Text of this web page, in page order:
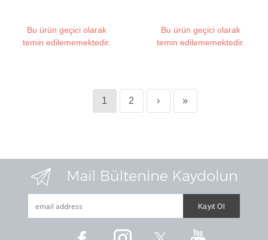
Bu ürün geçici olarak
temin edilememektedir.
Bu ürün geçici olarak
temin edilememektedir.
1 2 › »